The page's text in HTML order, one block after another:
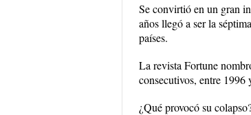
Se convirtió en un gran
años llegó a ser la
países.
La revista Fortune
consecutivos, entre 1996
¿Qué provocó su